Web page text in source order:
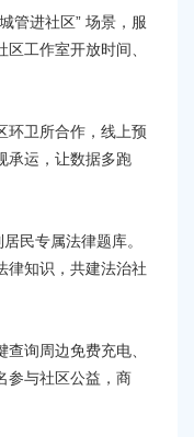
管进社区” 场景，服
工作室开放时间、
环卫所合作，线上预
承运，让数据多跑
民专属法律题库。
律知识，共建法治社
询周边免费充电、
参与社区公益，商